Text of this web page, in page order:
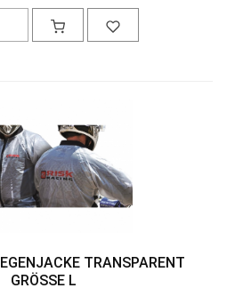
TRANSPARENT
GRÖSSE L